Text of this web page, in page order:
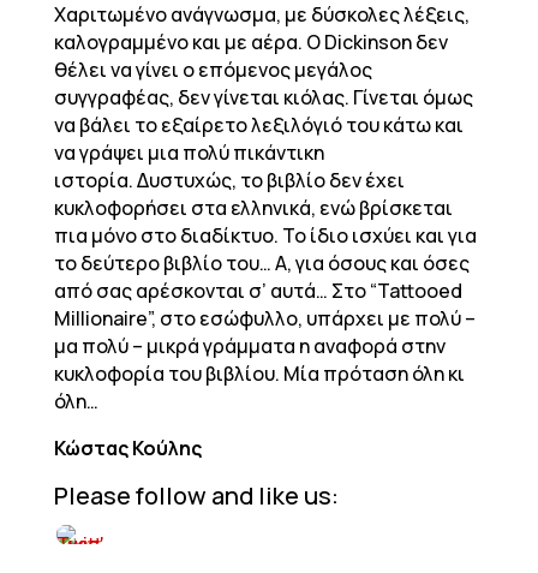
Χαριτωμένο ανάγνωσμα, με δύσκολες λέξεις,
καλογραμμένο και με αέρα. Ο Dickinson δεν
θέλει να γίνει ο επόμενος μεγάλος
συγγραφέας, δεν γίνεται κιόλας. Γίνεται όμως
να βάλει το εξαίρετο λεξιλόγιό του κάτω και
να γράψει μια πολύ πικάντικη
ιστορία. Δυστυχώς, το βιβλίο δεν έχει
κυκλοφορήσει στα ελληνικά, ενώ βρίσκεται
πια μόνο στο διαδίκτυο. Το ίδιο ισχύει και για
το δεύτερο βιβλίο του… Α, για όσους και όσες
από σας αρέσκονται σ’ αυτά… Στο “Tattooed
Millionaire”, στο εσώφυλλο, υπάρχει με πολύ –
μα πολύ – μικρά γράμματα η αναφορά στην
κυκλοφορία του βιβλίου. Μία πρόταση όλη κι
όλη…
Κώστας Κούλης
Please follow and like us: